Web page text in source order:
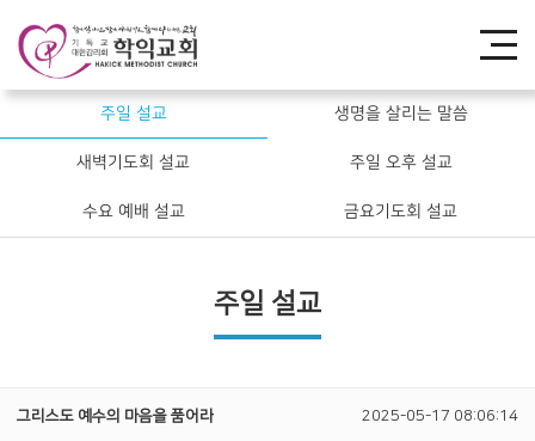
주일 설교 생명을 살리는 말씀
새벽기도회 설교 주일 오후 설교
수요 예배 설교 금요기도회 설교
주일 설교
그리스도 예수의 마음을 품어라 2025-05-17 08:06:14